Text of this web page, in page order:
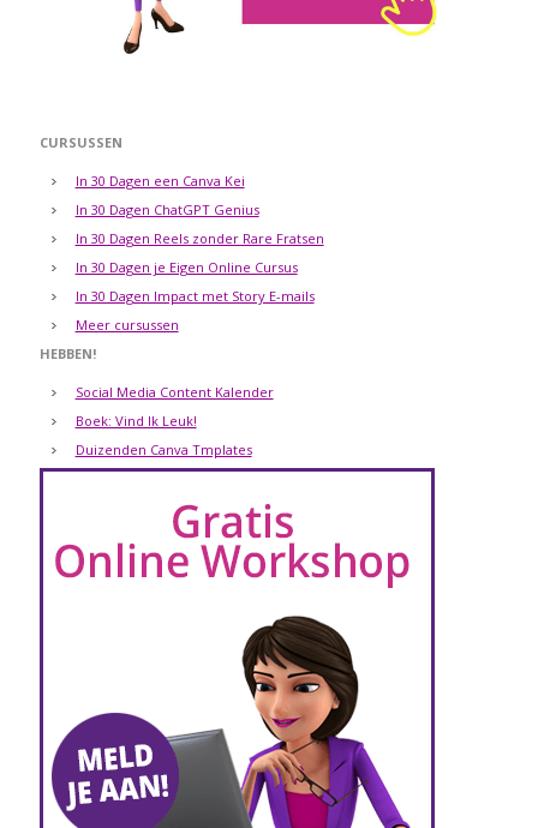
CURSUSSEN
In 30 Dagen een Canva Kei
In 30 Dagen ChatGPT Genius
In 30 Dagen Reels zonder Rare Fratsen
In 30 Dagen je Eigen Online Cursus
In 30 Dagen Impact met Story E-mails
Meer cursussen
HEBBEN!
Social Media Content Kalender
Boek: Vind Ik Leuk!
Duizenden Canva Tmplates